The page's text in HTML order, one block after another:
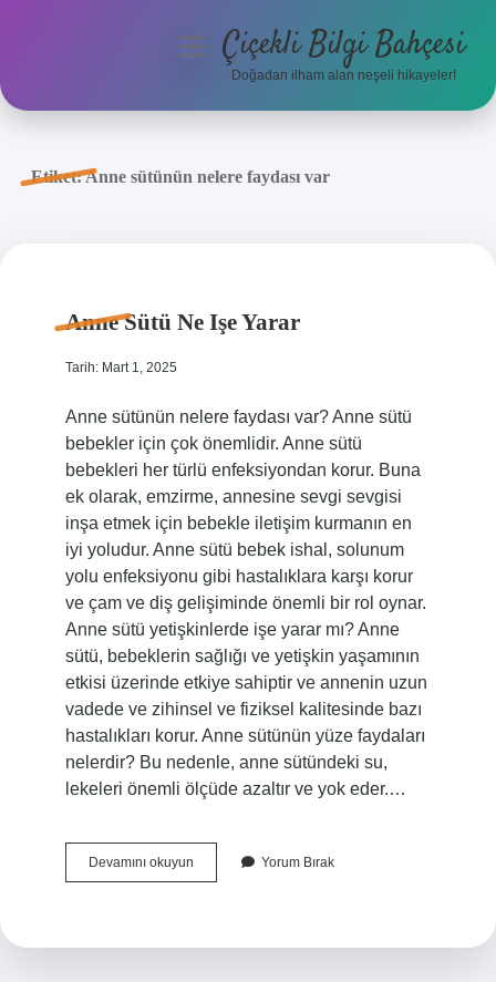
Anasayfa
menüyüÇiçekli Bilgi Bahçesi
Doğadan ilham alan neşeli hikayeler!
Etiket:Anne sütünün nelere faydası var
Anne Sütü Ne Işe Yarar
Tarih: Mart 1, 2025
Anne sütünün nelere faydası var? Anne sütü
bebekler için çok önemlidir. Anne sütü
bebekleri her türlü enfeksiyondan korur. Buna
ek olarak, emzirme, annesine sevgi sevgisi
inşa etmek için bebekle iletişim kurmanın en
iyi yoludur. Anne sütü bebek ishal, solunum
yolu enfeksiyonu gibi hastalıklara karşı korur
ve çam ve diş gelişiminde önemli bir rol oynar.
Anne sütü yetişkinlerde işe yarar mı? Anne
sütü, bebeklerin sağlığı ve yetişkin yaşamının
etkisi üzerinde etkiye sahiptir ve annenin uzun
vadede ve zihinsel ve fiziksel kalitesinde bazı
hastalıkları korur. Anne sütünün yüze faydaları
nelerdir? Bu nedenle, anne sütündeki su,
lekeleri önemli ölçüde azaltır ve yok eder.…
Devamını okuyunAnne
Sütü
Yorum Bırak